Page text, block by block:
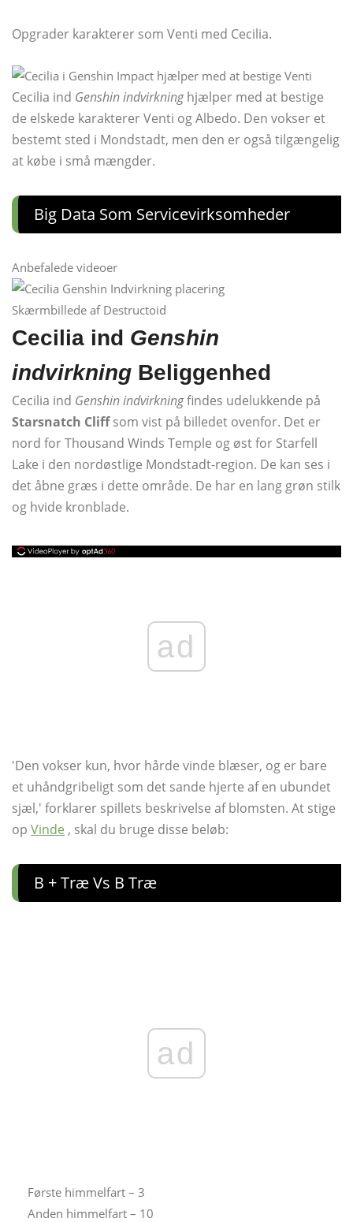
Opgrader karakterer som Venti med Cecilia.
Cecilia ind Genshin indvirkninghjælper med at bestige
de elskede karakterer Venti og Albedo. Den vokser et
bestemt sted i Mondstadt, men den er også tilgængelig
at købe i små mængder.
Big Data Som Servicevirksomheder
Anbefalede videoer
Skærmbillede af Destructoid
Cecilia ind Genshin
indvirkning Beliggenhed
Cecilia ind Genshin indvirkningfindes udelukkende på
Starsnatch Cliffsom vist på billedet ovenfor. Det er
nord for Thousand Winds Temple og øst for Starfell
Lake i den nordøstlige Mondstadt-region. De kan ses i
det åbne græs i dette område. De har en lang grøn stilk
og hvide kronblade.
ad
'Den vokser kun, hvor hårde vinde blæser, og er bare
et uhåndgribeligt som det sande hjerte af en ubundet
sjæl,' forklarer spillets beskrivelse af blomsten. At stige
op Vinde , skal du bruge disse beløb:
B + Træ Vs B Træ
ad
Første himmelfart – 3
Anden himmelfart – 10